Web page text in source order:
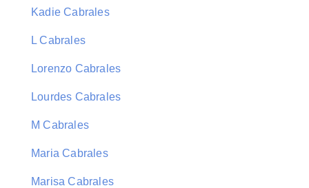
Kadie Cabrales
L Cabrales
Lorenzo Cabrales
Lourdes Cabrales
M Cabrales
Maria Cabrales
Marisa Cabrales